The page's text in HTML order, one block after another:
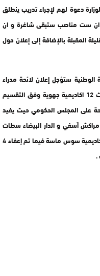
الوزارة دعوة لهم لإجراء تدريب ينطلق
المصدر ان ست مناصب ستبقى شاغرة و ان
المقبلة بالإضافة إلى إعلان حول
ستؤجل إعلان لائحة مدراء
الاكاديميات الجهوية إلى حين صدور قانون إحداث 12 اكاديمية جهوية وفق التقسيم
على المجلس الحكومي حيث يفيد
مراكش آسفي و الدار البيضاء سطات
فيما سيعاد التباري من جديد على منصب مدير اكاديمية سوس ماسة فيما تم إعفاء 4